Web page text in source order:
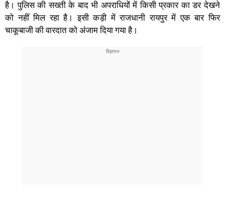
है। पुलिस की सख्ती के बाद भी अपराधियों में किसी प्रकार का डर देखने
को नहीं मिल रहा है। इसी कड़ी में राजधानी रायपुर में एक बार फिर
चाकूबाजी की वारदात को अंजाम दिया गया है।